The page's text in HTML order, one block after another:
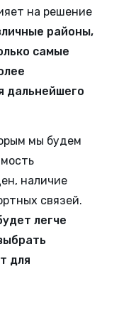
на решение
районы,
самые
дальнейшего
мы будем
наличие
связей.
легче
для